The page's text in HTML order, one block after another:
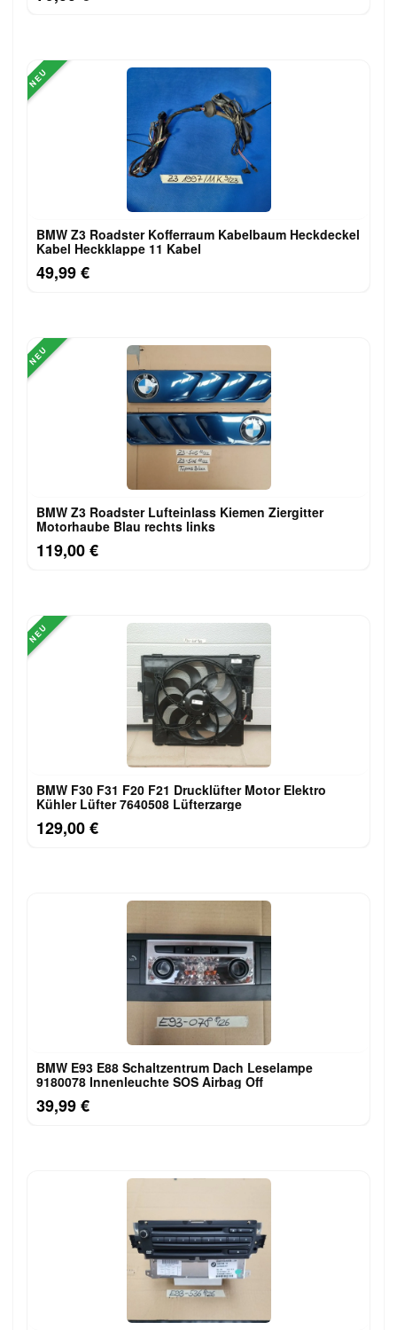
NEU
BMW Z3 Roadster Kofferraum Kabelbaum Heckdeckel
Kabel Heckklappe 11 Kabel
49,99 €
NEU
BMW Z3 Roadster Lufteinlass Ki​emen Ziergitter
Motorhaube Blau rechts links
119,00 €
NEU
BMW F30 F31 F20 F21 Drucklüfter Motor Elektro
Kühler Lüfter 7640508 Lüfterzarge
129,00 €
BMW E93 E88 Schaltzentrum Dach Leselampe
9180078 Innenleuchte SOS Airbag Off
39,99 €